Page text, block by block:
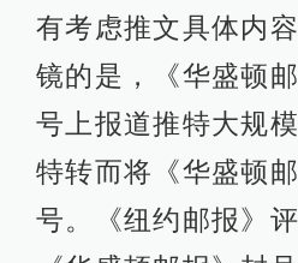
有考虑推文具体内
镜的是，《华盛顿
号上报道推特大规
特转而将《华盛顿
号。《纽约邮报》